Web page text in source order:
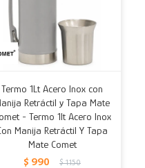
Termo 1Lt Acero Inox con
Retráctil y Tapa Mate
- Termo 1lt Acero Inox
Manija Retráctil Y Tapa
Mate Comet
$ 990 $ 1.150